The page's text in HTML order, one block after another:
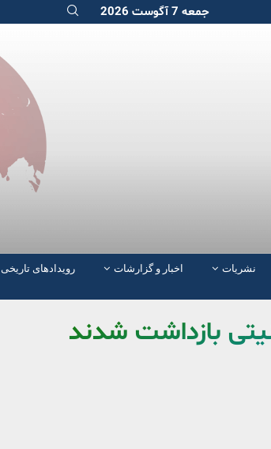
جمعه 7 آگوست 2026
نشریات اخبار و گزارشات رویدادهای تاریخی